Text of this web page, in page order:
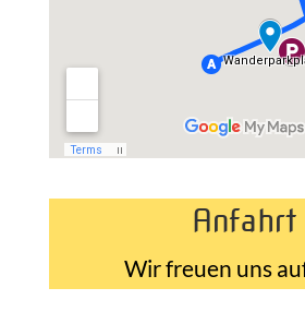
Anfahrt
Wir freuen uns